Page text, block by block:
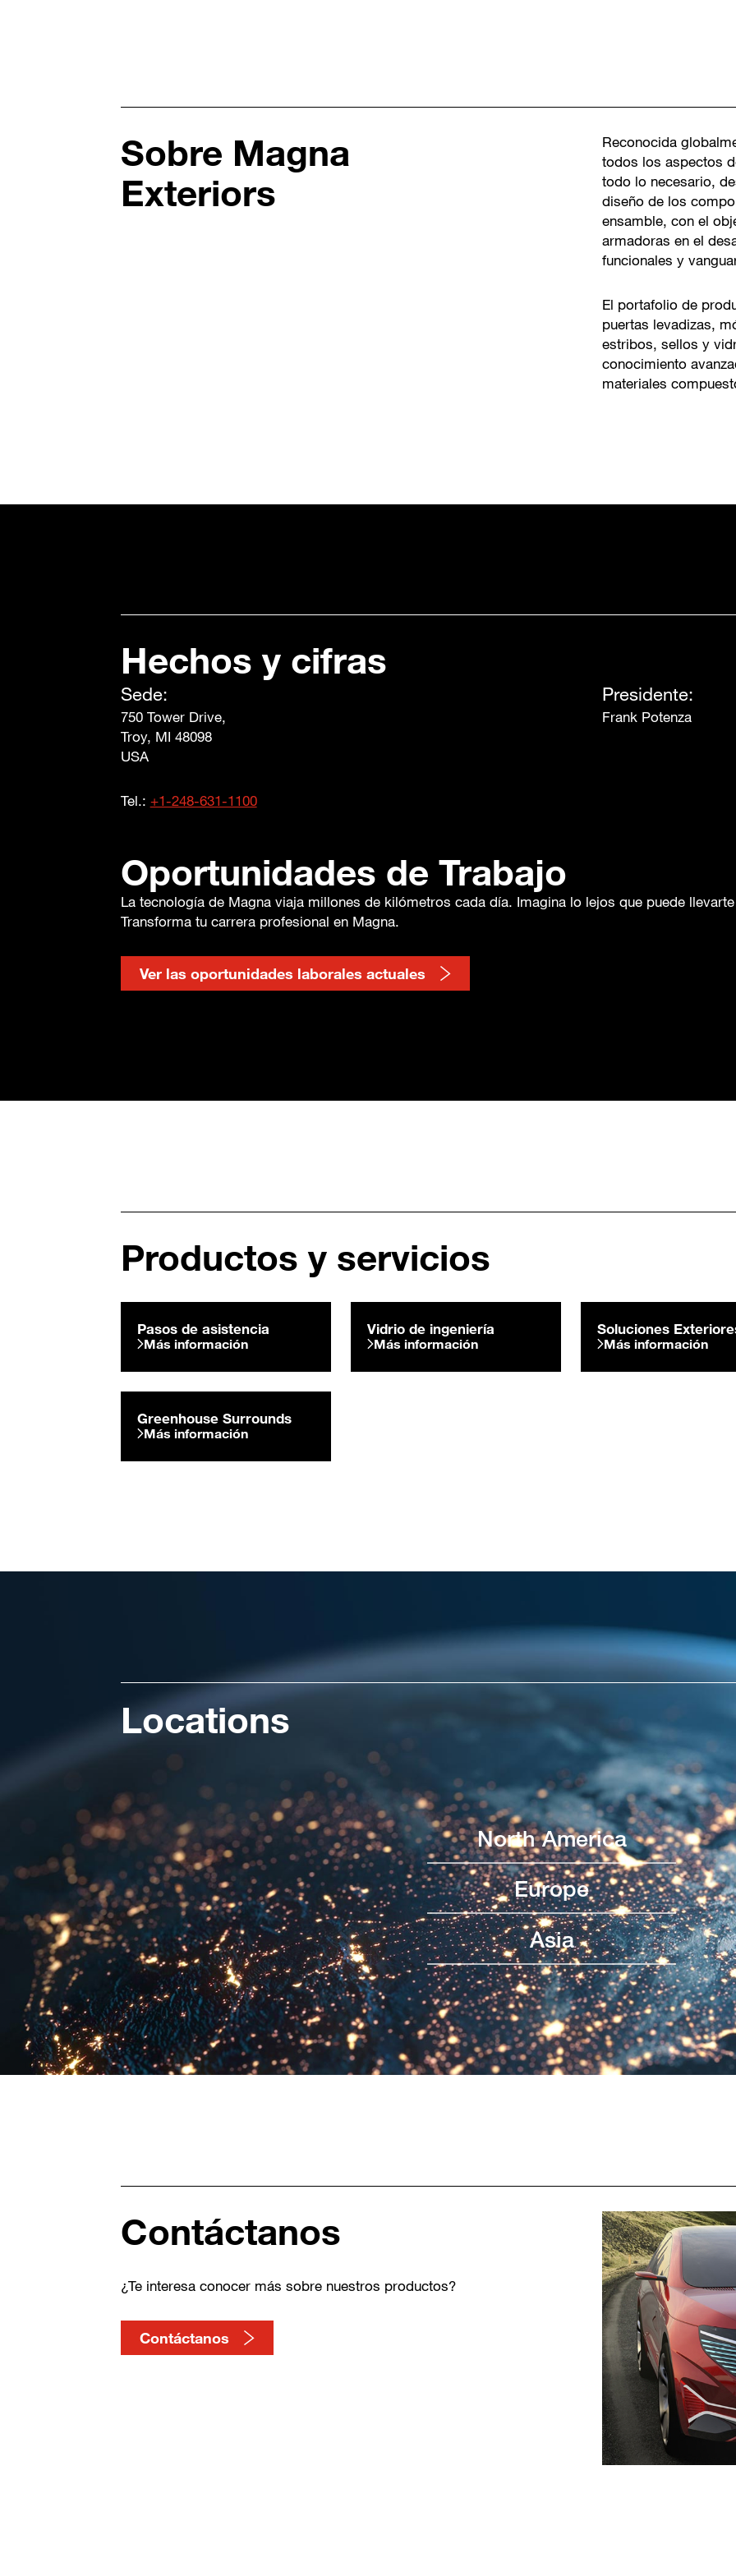
Sobre Magna
Exteriors
Reconocida
todos los aspectos
todo lo necesario,
diseño de los
ensamble, con el
armadoras en el
funcionales y
El portafolio de
puertas levadizas,
estribos, sellos y
conocimiento
materiales
Hechos y cifras
Sede:
750 Tower Drive,
Troy, MI 48098
USA
Tel.: +1-248-631-1100
Presidente:
Frank Potenza
Oportunidades de Trabajo
La tecnología de Magna viaja millones de kilómetros cada día. Imagina lo lejos que puede
Transforma tu carrera profesional en Magna.
Ver las oportunidades laborales actuales
Productos y servicios
Pasos de asistencia
Más información
Vidrio de ingeniería
Más información
Soluciones
Más información
Greenhouse Surrounds
Más información
Locations
North America
Europe
Asia
Contáctanos
¿Te interesa conocer más sobre nuestros productos?
Contáctanos